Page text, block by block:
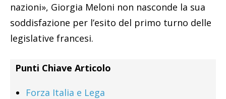
nazioni», Giorgia Meloni non nasconde la sua
soddisfazione per l’esito del primo turno delle
legislative francesi.
Punti Chiave Articolo
Forza Italia e Lega